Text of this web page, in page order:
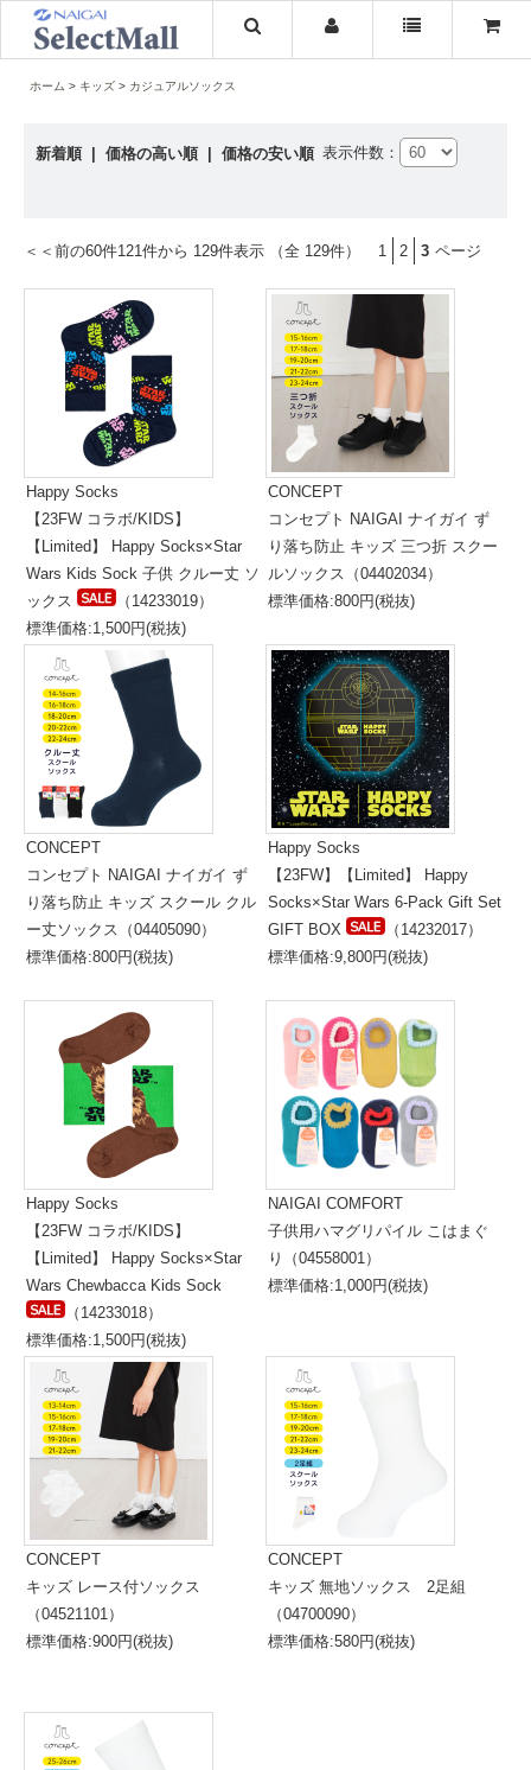
ホーム キッズ カジュアルソックス
新着順 価格の高い順 価格の安い順 表示件数：
＜＜前の60件121件から 129件表示 （全 129件） 1 2 3 ページ
Happy Socks
【23FW コラボ/KIDS】
【Limited】 Happy Socks×Star
Wars Kids Sock 子供 クルー丈 ソ
ックス
（14233019）
標準価格:1,500円(税抜)
CONCEPT
コンセプト NAIGAI ナイガイ ず
り落ち防止 キッズ 三つ折 スクー
ルソックス（04402034）
標準価格:800円(税抜)
CONCEPT
コンセプト NAIGAI ナイガイ ず
り落ち防止 キッズ スクール クル
ー丈ソックス（04405090）
標準価格:800円(税抜)
Happy Socks
【23FW】【Limited】 Happy
Socks×Star Wars 6-Pack Gift Set
GIFT BOX
（14232017）
標準価格:9,800円(税抜)
Happy Socks
【23FW コラボ/KIDS】
【Limited】 Happy Socks×Star
Wars Chewbacca Kids Sock
（14233018）
標準価格:1,500円(税抜)
NAIGAI COMFORT
子供用ハマグリパイル こはまぐ
り（04558001）
標準価格:1,000円(税抜)
CONCEPT
キッズ レース付ソックス
（04521101）
標準価格:900円(税抜)
CONCEPT
キッズ 無地ソックス 2足組
（04700090）
標準価格:580円(税抜)